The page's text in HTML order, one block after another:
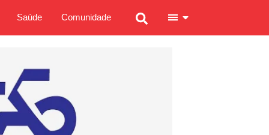
Saúde Comunidade